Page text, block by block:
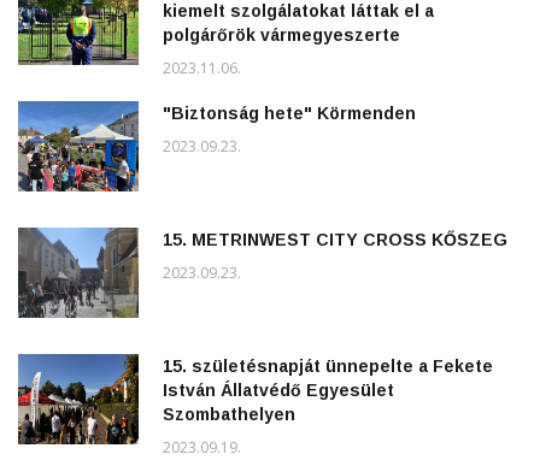
kiemelt szolgálatokat láttak el a
polgárőrök vármegyeszerte
2023.11.06.
"Biztonság hete" Körmenden
2023.09.23.
15. METRINWEST CITY CROSS KŐSZEG
2023.09.23.
15. születésnapját ünnepelte a Fekete
István Állatvédő Egyesület
Szombathelyen
2023.09.19.